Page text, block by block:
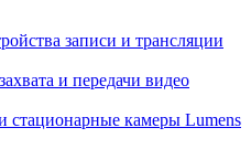
записи и трансляции
и передачи видео
стационарные камеры Lumens